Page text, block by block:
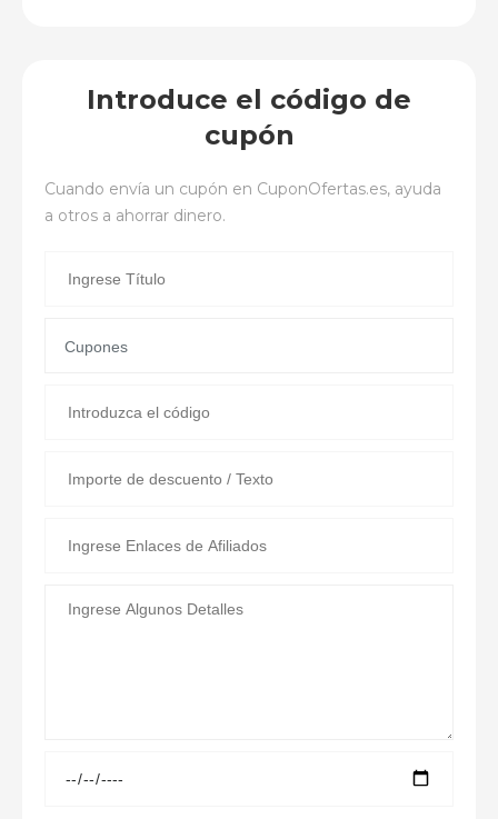
Introduce el código de
cupón
Cuando envía un cupón en CuponOfertas.es, ayuda
a otros a ahorrar dinero.